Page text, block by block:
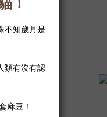
09:00-17:30